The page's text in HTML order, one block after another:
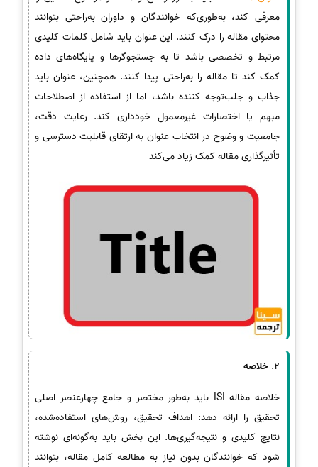
معرفی کند، به‌طوری‌که خوانندگان و داوران به‌راحتی بتوانند
محتوای مقاله را درک کنند. این عنوان باید شامل کلمات کلیدی
مرتبط و تخصصی باشد تا به جستجوگرها و پایگاه‌های داده
کمک کند تا مقاله را به‌راحتی پیدا کنند. همچنین، عنوان باید
جذاب و جلب‌توجه کننده باشد، اما از استفاده از اصطلاحات
مبهم یا اختصارات غیرمعمول خودداری کند. رعایت دقت،
جامعیت و وضوح در انتخاب عنوان به ارتقای قابلیت دسترسی و
تأثیرگذاری مقاله کمک زیاد می‌کند
2. خلاصه
خلاصه مقاله ISI باید به‌طور مختصر و جامع چهارعنصر اصلی
تحقیق را ارائه دهد: اهداف تحقیق، روش‌های استفاده‌شده،
نتایج کلیدی و نتیجه‌گیری‌ها. این بخش باید به‌گونه‌ای نوشته
شود که خوانندگان بدون نیاز به مطالعه کامل مقاله، بتوانند